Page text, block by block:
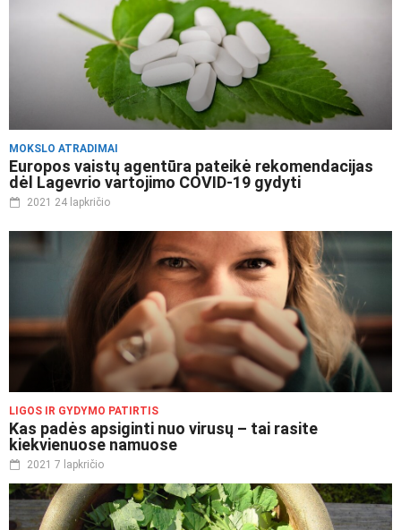
MOKSLO ATRADIMAI
Europos vaistų agentūra pateikė rekomendacijas
dėl Lagevrio vartojimo COVID-19 gydyti
2021 24 lapkričio
LIGOS IR GYDYMO PATIRTIS
Kas padės apsiginti nuo virusų – tai rasite
kiekvienuose namuose
2021 7 lapkričio